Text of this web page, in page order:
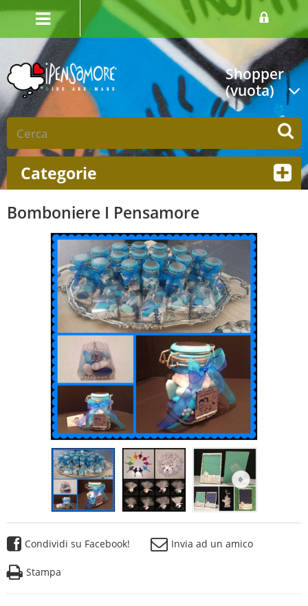
Shopper
(vuota)
Categorie
Bomboniere I Pensamore
Condividi su Facebook! Invia ad un amico
Stampa